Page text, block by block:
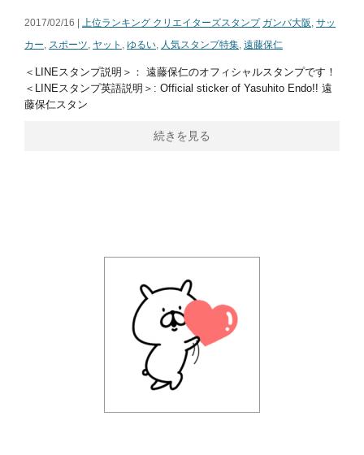
2017/02/16 | 上位ランキング クリエイターズスタンプ ガンバ大阪 , サッ
カー, スポーツ, ヤット , ゆるい, 人気スタンプ特集, 遠藤保仁
＜LINEスタンプ説明＞： 遠藤保仁のオフィシャルスタンプです！
＜LINEスタンプ英語説明＞: Official sticker of Yasuhito Endo!! 遠
藤保仁スタン
続きを見る